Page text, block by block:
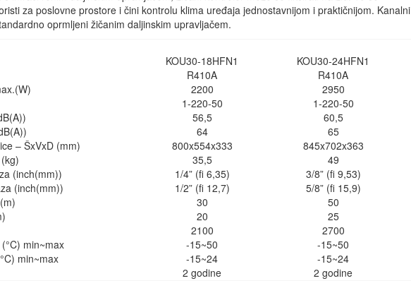
za poslovne prostore i čini kontrolu klima uređaja jednostavnijom i praktičnijom. Kanalni
oprmljeni žičanim daljinskim upravljačem.
KOU30-18HFN1
KOU30-24HFN1
R410A
R410A
2200
2950
1-220-50
1-220-50
56,5
60,5
64
65
– ŠxVxD (mm)
800x554x333
845x702x363
35,5
49
(inch(mm))
1/4” (fi 6,35)
3/8” (fi 9,53)
(inch(mm))
1/2” (fi 12,7)
5/8” (fi 15,9)
30
50
20
25
2100
2700
min~max
-15~50
-15~50
min~max
-15~24
-15~24
2 godine 2 godine